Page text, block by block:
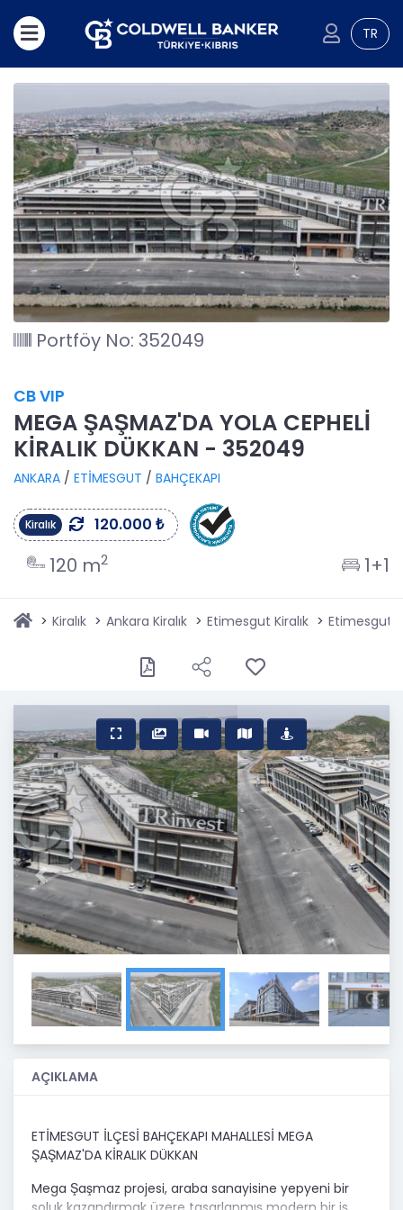
TR
Portföy No: 352049
CB VIP
MEGA ŞAŞMAZ'DA YOLA CEPHELİ
KİRALIK DÜKKAN - 352049
ANKARA / ETİMESGUT / BAHÇEKAPI
Kiralık 120.000 ₺
120 m2 1+1
Kiralık Ankara Kiralık Etimesgut Kiralık Etimesgut
Previous Next
AÇIKLAMA
ETİMESGUT İLÇESİ BAHÇEKAPI MAHALLESİ MEGA
ŞAŞMAZ'DA KİRALIK DÜKKAN
Mega Şaşmaz projesi, araba sanayisine yepyeni bir